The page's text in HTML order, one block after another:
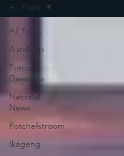
All Posts
Aardklop
Potch
Geesfees
National
News
Potchefstroom
Ikageng
All Posts